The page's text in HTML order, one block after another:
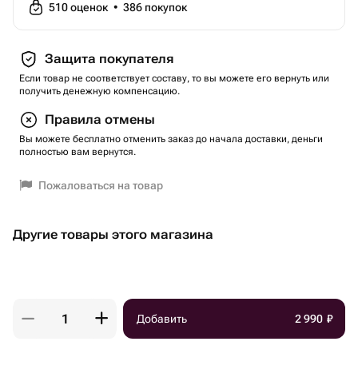
510оценок • 386 покупок
Защита покупателя
Если товар не соответствует составу, то вы можете его вернуть или
получить денежную компенсацию.
Правила отмены
Вы можете бесплатно отменить заказ до начала доставки, деньги
полностью вам вернутся.
Пожаловаться на товар
Другие товары этого магазина
Добавить 2 990 ₽